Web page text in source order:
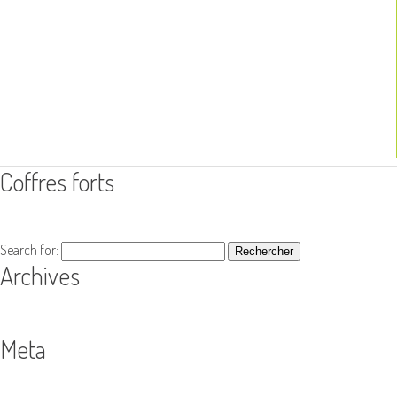
Coffres forts
Search for:
Archives
Meta